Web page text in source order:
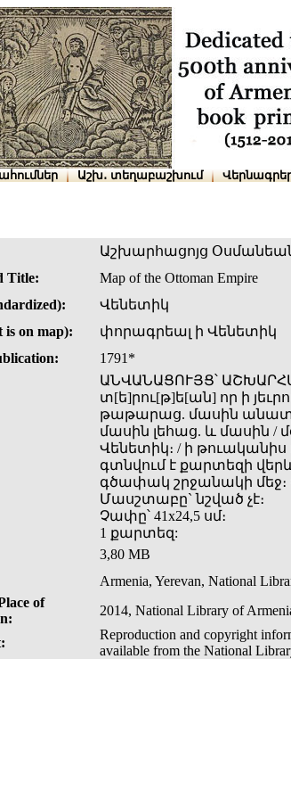
Աշխ․ տեղաբաշխում
Աշխարհացոյց
Title:
Map of the Ottoman Empire
Վենետիկ
is on map):
փորագրեալ ի Վենետիկ
1791*
ԱՆՎԱՆԱՑՈՒՅՑ՝
տ[ե]րու[թ]ե[ան] որ ի
թաթարաց. մասին
մասին լեհաց. և մասին /
Վենետիկ։ / ի թուականիս
գտնվում է քարտեզի
գծափակ շրջանակի մեջ։
Մասշտաբը` նշված չէ։
Չափը՝ 41x24,5 սմ։
1 քարտեզ:
3,80 MB
Armenia, Yerevan, National
of
2014, National Library of
Reproduction and copyright
available from the National